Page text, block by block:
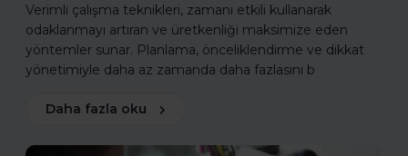
Verimli çalışma teknikleri, zamanı etkili kullanarak
odaklanmayı artıran ve üretkenliği maksimize eden
yöntemler sunar. Planlama, önceliklendirme ve dikkat
yönetimiyle daha az zamanda daha fazlasını b
Daha fazla oku